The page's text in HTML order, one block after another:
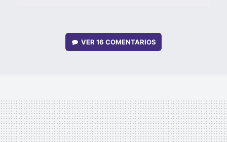
VER 16 COMENTARIOS